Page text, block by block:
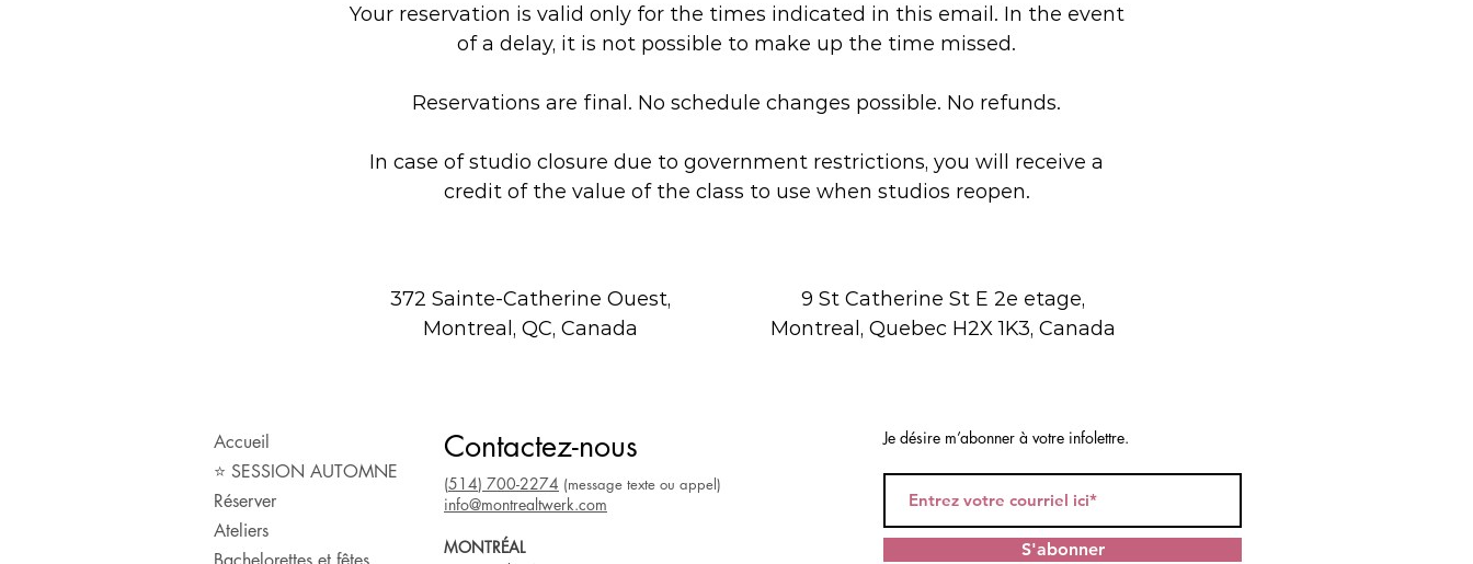
Your reservation is valid only for the times indicated in this email. In the event
of a delay, it is not possible to make up the time missed.
Reservations are final. No schedule changes possible. No refunds.
In case of studio closure due to government restrictions, you will receive a
credit of the value of the class to use when studios reopen.
372 Sainte-Catherine Ouest,
Montreal, QC, Canada
9 St Catherine St E 2e etage,
Montreal, Quebec H2X 1K3, Canada
Accueil
⭐️ SESSION AUTOMNE
Réserver
Ateliers
Contactez-nous
(514) 700-2274 (message texte ou appel)
info@montrealtwerk.com
MONTRÉAL
Je désire m’abonner à votre infolettre.
S'abonner